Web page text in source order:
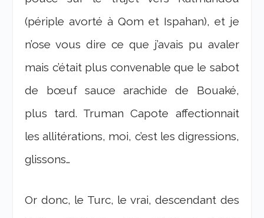
(périple avorté à Qom et Ispahan), et je
n’ose vous dire ce que j’avais pu avaler
mais c’était plus convenable que le sabot
de bœuf sauce arachide de Bouaké,
plus tard. Truman Capote affectionnait
les allitérations, moi, c’est les digressions,
glissons…
Or donc, le Turc, le vrai, descendant des